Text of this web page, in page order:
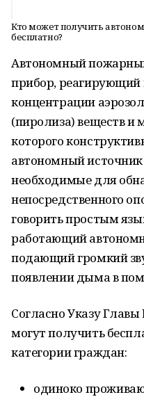
Кто может получить
бесплатно?
Автономный
прибор, реагирующий
концентрации
(пиролиза) веществ и
которого
автономный
необходимые для
непосредственного
говорить простым
работающий
подающий громкий
появлении дыма в
Согласно Указу
могут получить
категории граждан:
одиноко